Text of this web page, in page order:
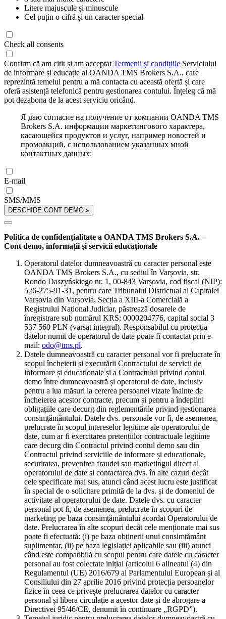
Litere majuscule și minuscule
Cel puțin o cifră și un caracter special
Check all consents
Confirm că am citit și am acceptat Termenii și condițiile Serviciului
de informare și educație al OANDA TMS Brokers S.A., care
reprezintă temeiul pentru a mă contacta cu această ofertă și care
oferă asistență telefonică pentru gestionarea contului. Înțeleg că mă
pot dezabona de la acest serviciu oricând.
Я даю согласие на получение от компании OANDA TMS
Brokers S.A. информации маркетингового характера,
касающейся продуктов и услуг, например новостей и
промоакций, с использованием указанных мной
контактных данных:
E-mail
SMS/MMS
DESCHIDE CONT DEMO »
Politica de confidențialitate a OANDA TMS Brokers S.A. –
Cont demo, informații și servicii educaționale
Operatorul datelor dumneavoastră cu caracter personal este
OANDA TMS Brokers S.A., cu sediul în Varșovia, str.
Rondo Daszyńskiego nr. 1, 00-843 Varșovia, cod fiscal (NIP):
526-275-91-31, pentru care Tribunalul Districtual al Capitalei
Varșovia din Varșovia, Secția a XIII-a Comercială a
Registrului Național Judiciar, păstrează dosarele de
înregistrare sub numărul KRS: 0000204776, capital social 3
537 560 PLN (varsat integral). Responsabilul cu protecția
datelor numit de operatorul de date poate fi contactat prin e-
mail: odo@tms.pl.
Datele dumneavoastră cu caracter personal vor fi prelucrate în
scopul încheierii și executării Contractului de servicii de
informare și educaționale și a Contractului privind contul
demo între dumneavoastră și operatorul de date, inclusiv
pentru a lua măsuri la cererea persoanei vizate înainte de
încheierea acestor contracte, precum și pentru a îndeplini
obligațiile care decurg din reglementările privind gestionarea
consimțământului. Datele dvs. personale vor fi, de asemenea,
prelucrate în scopul intereselor legitime ale operatorului de
date, cum ar fi exercitarea pretențiilor contractuale legitime
care decurg din Contractul privind contul demo sau din
Contractul privind serviciile de informare și educaționale,
securitatea, prevenirea fraudei sau marketingul direct al
operatorului de date și contactarea dvs. în alte cazuri decât
cele specificate mai sus, atunci când acest lucru este justificat
în special de o solicitare primită de la dvs. și de domeniul de
activitate al operatorului de date. Datele dvs. cu caracter
personal pot fi, de asemenea, prelucrate în scopuri de
marketing pe baza consimțământului acordat Operatorului de
date. Prelucrarea în alte scopuri decât cele menționate mai sus
poate fi efectuată: (i) pe baza obținerii unui consimțământ
suplimentar, (ii) pe baza legislației aplicabile sau (iii) atunci
când este compatibilă cu scopul pentru care datele cu caracter
personal au fost colectate inițial (articolul 6 alineatul (4) din
Regulamentul (UE) 2016/679 al Parlamentului European și al
Consiliului din 27 aprilie 2016 privind protecția persoanelor
fizice în ceea ce privește prelucrarea datelor cu caracter
personal și libera circulație a acestor date și de abrogare a
Directivei 95/46/CE, denumit în continuare „RGPD”).